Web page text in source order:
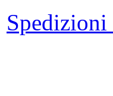
Spedizioni